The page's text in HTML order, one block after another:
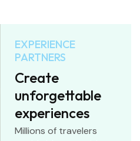
EXPERIENCE
PARTNERS
Create
unforgettable
experiences
Millions of travelers